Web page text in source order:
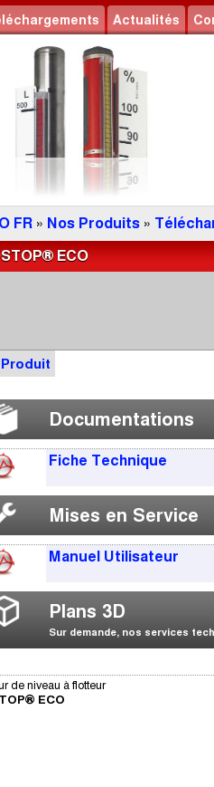
Actualités
FR » Nos Produits »
ECO
Produit
Documentations
Fiche Technique
Mises en Service
Manuel Utilisateur
Plans 3D
Sur demande, nos services
de niveau à flotteur
ECO